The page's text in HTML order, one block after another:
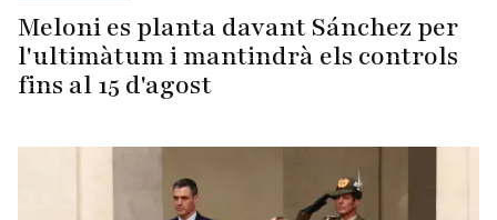
Meloni es planta davant Sánchez per
l'ultimàtum i mantindrà els controls
fins al 15 d'agost